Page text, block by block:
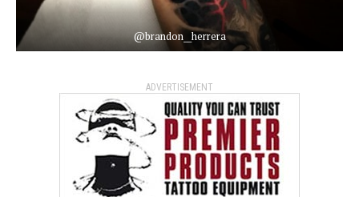
@brandon__herrera
ADVERTISEMENT